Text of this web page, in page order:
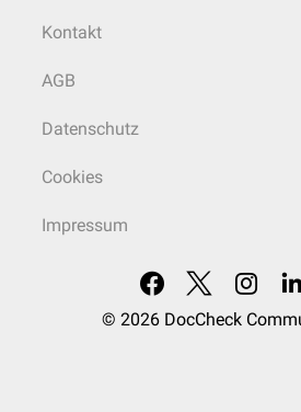
Kontakt
AGB
Datenschutz
Cookies
Impressum
© 2026 DocCheck